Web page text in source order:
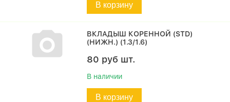
В корзину
ВКЛАДЫШ КОРЕННОЙ (STD)
(НИЖН.) (1.3/1.6)
80 руб шт.
В наличии
В корзину